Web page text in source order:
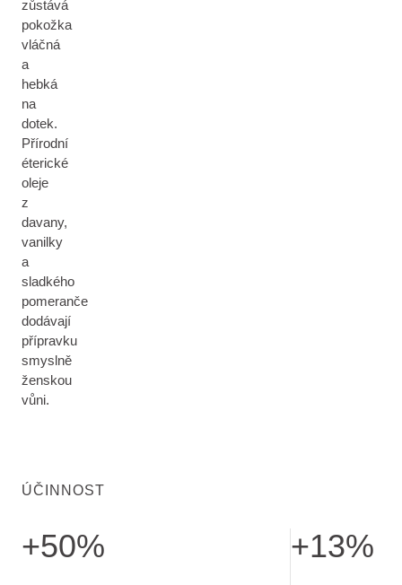
zůstává
pokožka
vláčná
a
hebká
na
dotek.
Přírodní
éterické
oleje
z
davany,
vanilky
a
sladkého
pomeranče
dodávají
přípravku
smyslně
ženskou
vůni.
ÚČINNOST
+50% +13%